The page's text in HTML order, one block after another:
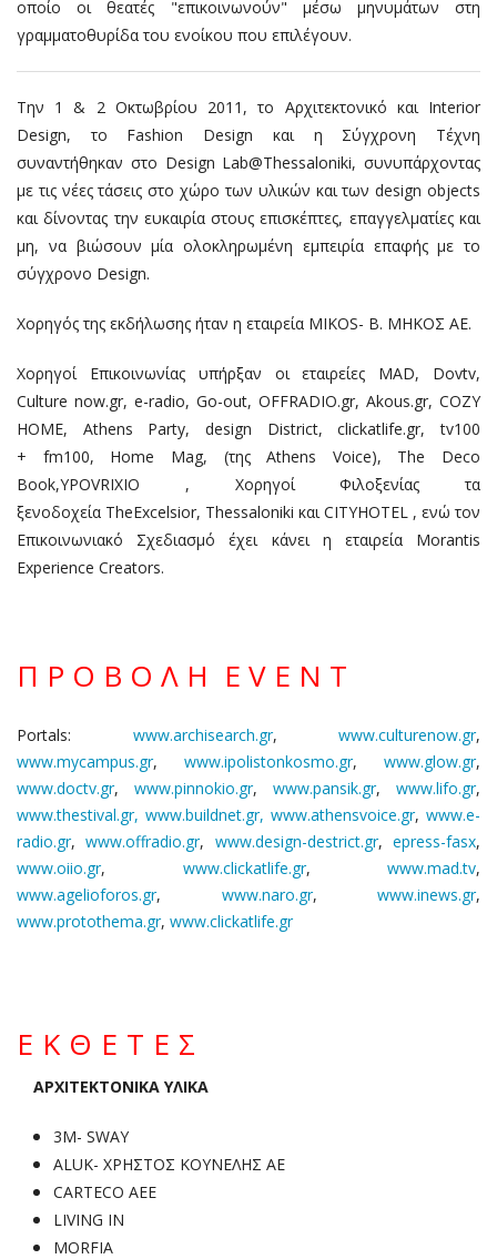
οποίο οι θεατές "επικοινωνούν" μέσω μηνυμάτων στη
γραμματοθυρίδα του ενοίκου που επιλέγουν.
Την 1 & 2 Οκτωβρίου 2011, το Αρχιτεκτονικό και Interior
Design, το Fashion Design και η Σύγχρονη Τέχνη
συναντήθηκαν στο Design Lab@Thessaloniki, συνυπάρχοντας
με τις νέες τάσεις στο χώρο των υλικών και των design objects
και δίνοντας την ευκαιρία στους επισκέπτες, επαγγελματίες και
μη, να βιώσουν μία ολοκληρωμένη εμπειρία επαφής με το
σύγχρονο Design.
Χορηγός της εκδήλωσης ήταν η εταιρεία MIKOS- Β. ΜΗΚΟΣ ΑΕ.
Χορηγοί Επικοινωνίας υπήρξαν οι εταιρείες MAD, Dovtv,
Culture now.gr, e-radio, Go-out, OFFRADIO.gr, Akous.gr, COZY
HOME, Athens Party, design District, clickatlife.gr, tv100
+ fm100, Home Mag, (της Athens Voice), The Deco
Book,YPOVRIXIO , Χορηγοί Φιλοξενίας τα
ξενοδοχεία TheExcelsior, Thessaloniki και CITYHOTEL , ενώ τον
Επικοινωνιακό Σχεδιασμό έχει κάνει η εταιρεία Morantis
Experience Creators.
Π Ρ Ο Β Ο Λ Η E V E N T
Portals: www.archisearch.gr, www.culturenow.gr,
www.mycampus.gr, www.ipolistonkosmo.gr, www.glow.gr,
www.doctv.gr, www.pinnokio.gr, www.pansik.gr, www.lifo.gr,
www.thestival.gr, www.buildnet.gr, www.athensvoice.gr, www.e-
radio.gr,www.offradio.gr, www.design-destrict.gr,epress-fasx,
www.oiio.gr, www.clickatlife.gr, www.mad.tv,
www.agelioforos.gr, www.naro.gr, www.inews.gr,
www.protothema.gr, www.clickatlife.gr
ΕΚΘΕΤΕΣ
ΑΡΧΙΤΕΚΤΟΝΙΚΑ ΥΛΙΚΑ
3M- SWAY
ALUK- ΧΡΗΣΤΟΣ ΚΟΥΝΕΛΗΣ ΑΕ
CARTECO AEE
LIVING IN
MORFIA